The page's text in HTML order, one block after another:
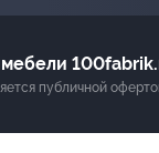
публичной